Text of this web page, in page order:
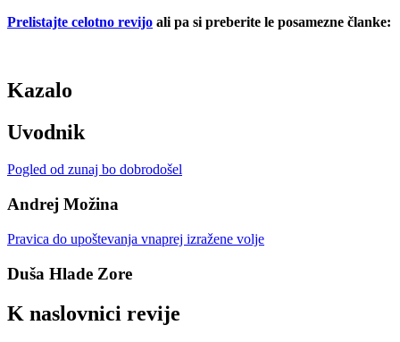
Prelistajte celotno revijo ali pa si preberite le posamezne članke:
Kazalo
Uvodnik
Pogled od zunaj bo dobrodošel
Andrej Možina
Pravica do upoštevanja vnaprej izražene volje
Duša Hlade Zore
K naslovnici revije